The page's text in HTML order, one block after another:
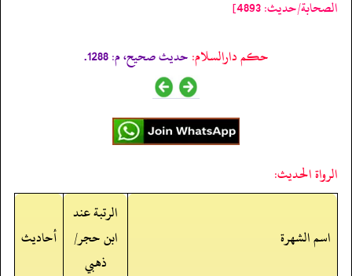
الصحابة/حدیث: 4893]
حکم دارالسلام:حديث صحيح، م: 1288.
الرواة الحديث:
اسم الشهرة
الرتبة عند
ابن حجر/
ذهبي
أحاديث